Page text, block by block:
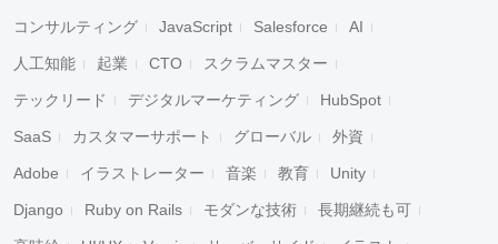
コンサルティング JavaScript Salesforce AI
人工知能 起業 CTO スクラムマスター
テックリード デジタルマーケティング HubSpot
SaaS カスタマーサポート グローバル 外資
Adobe イラストレーター 音楽 教育 Unity
Django Ruby on Rails モダンな技術 長期継続も可